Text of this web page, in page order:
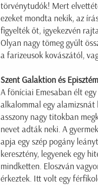
törvénytudók! Mert
ezeket mondta nekik, az
figyelték őt, igyekezvén
Olyan nagy tömeg gyűlt
a farizeusok kovászától,
Szent Galaktion és
A föníciai Emesaban élt
alkalommal egy alamizsnát
asszony nagy titokban
nevet adták neki. A
apja egy szép pogány
keresztény, legyenek egy
mindketten. Eloszván
érkeztek. Itt volt egy